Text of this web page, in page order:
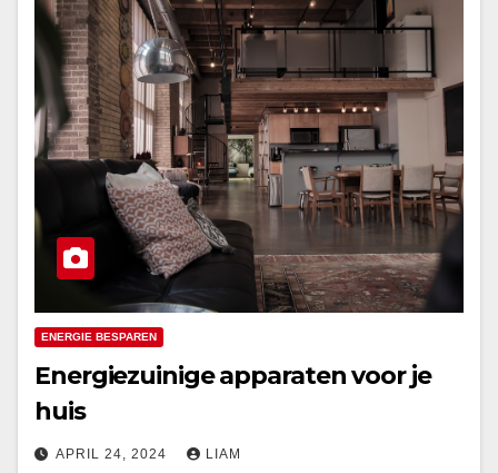
ENERGIE BESPAREN
Energiezuinige apparaten voor je
huis
APRIL 24, 2024 LIAM